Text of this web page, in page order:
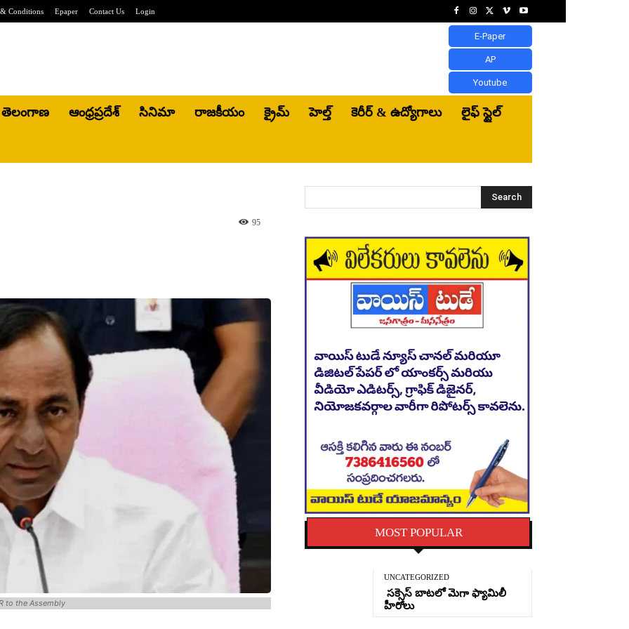
Conditions Epaper Contact Us Login
E-Paper
AP
Youtube
తెలంగాణ ఆంధ్రప్రదేశ్ సినిమా రాజకీయం క్రైమ్ హెల్త్‌ కెరీర్ & ఉద్యోగాలు లైఫ్ స్టైల్
95
to the Assembly
Search
MOST POPULAR
UNCATEGORIZED
సక్సెస్ బాటలో మెగా ఫ్యామిలీ
హీరోలు